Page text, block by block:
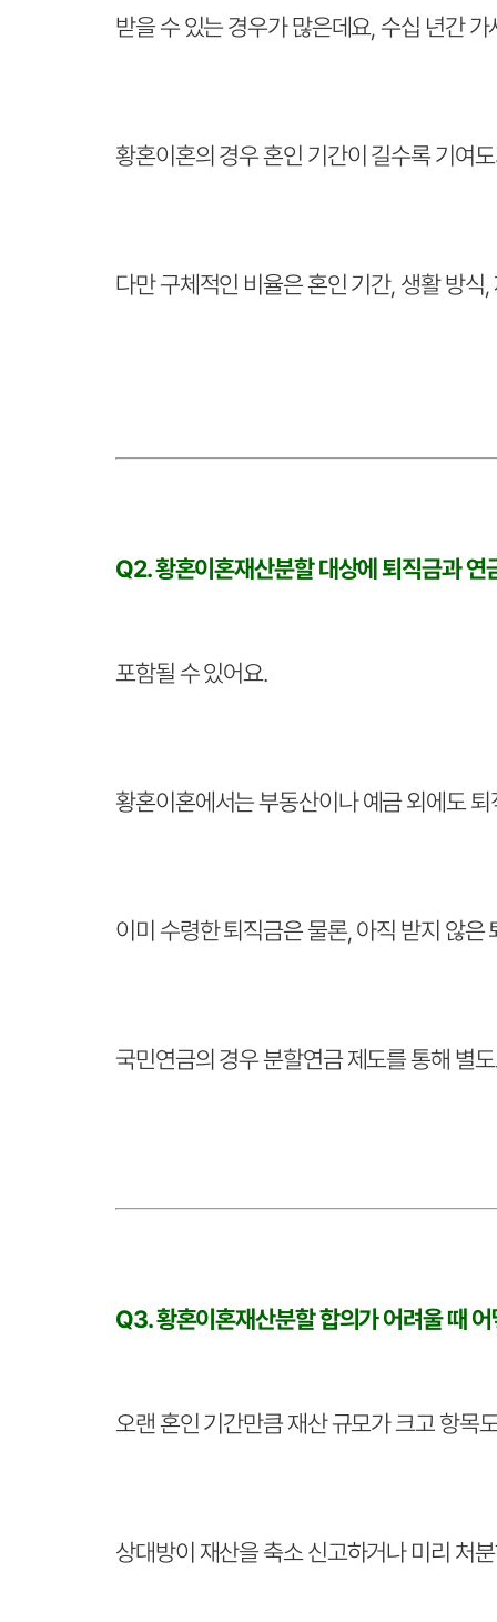
받을 수 있는 경우가 많은데요, 수십 년간
황혼이혼의 경우 혼인 기간이 길수록 기여
다만 구체적인 비율은 혼인 기간, 생활 방
Q2. 황혼이혼재산분할 대상에 퇴직금과 연
포함될 수 있어요.
황혼이혼에서는 부동산이나 예금 외에도
이미 수령한 퇴직금은 물론, 아직 받지 않
국민연금의 경우 분할연금 제도를 통해 별
Q3. 황혼이혼재산분할 합의가 어려울 때
오랜 혼인 기간만큼 재산 규모가 크고 항목
상대방이 재산을 축소 신고하거나 미리 처